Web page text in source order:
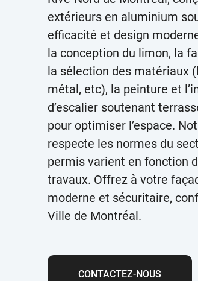
extérieurs en aluminium
efficacité et design
la conception du limon, la
la sélection des matériaux
métal, etc), la peinture et
d’escalier soutenant
pour optimiser l’espace.
respecte les normes du
permis varient en fonction
travaux. Offrez à votre
moderne et sécuritaire,
Ville de Montréal.
CONTACTEZ-NOUS